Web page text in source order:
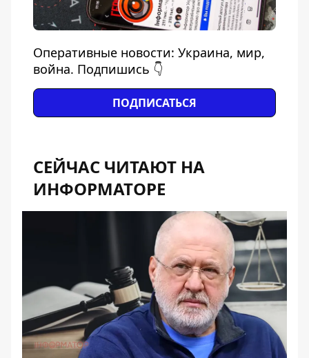
Оперативные новости: Украина, мир,
война. Подпишись 👇
ПОДПИСАТЬСЯ
СЕЙЧАС ЧИТАЮТ НА
ИНФОРМАТОРЕ